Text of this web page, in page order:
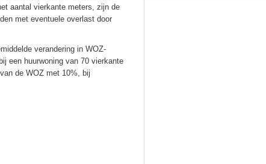
aantal vierkante meters, zijn de
met eventuele overlast door
verandering in WOZ-
een huurwoning van 70 vierkante
de WOZ met 10%, bij